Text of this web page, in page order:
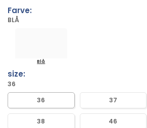
Farve:
BLÅ
Blå
size:
36
36
37
38 46